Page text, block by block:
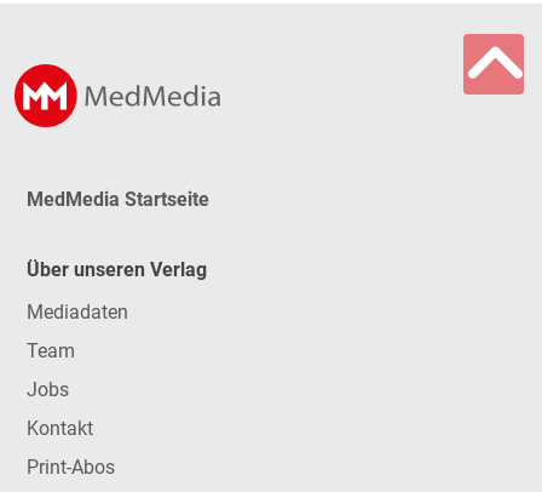
MedMedia Startseite
Über unseren Verlag
Mediadaten
Team
Jobs
Kontakt
Print-Abos